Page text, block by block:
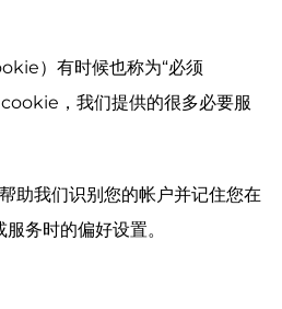
）有时候也称为“必须
，我们提供的很多必要服
助我们识别您的帐户并记住您在
务时的偏好设置。